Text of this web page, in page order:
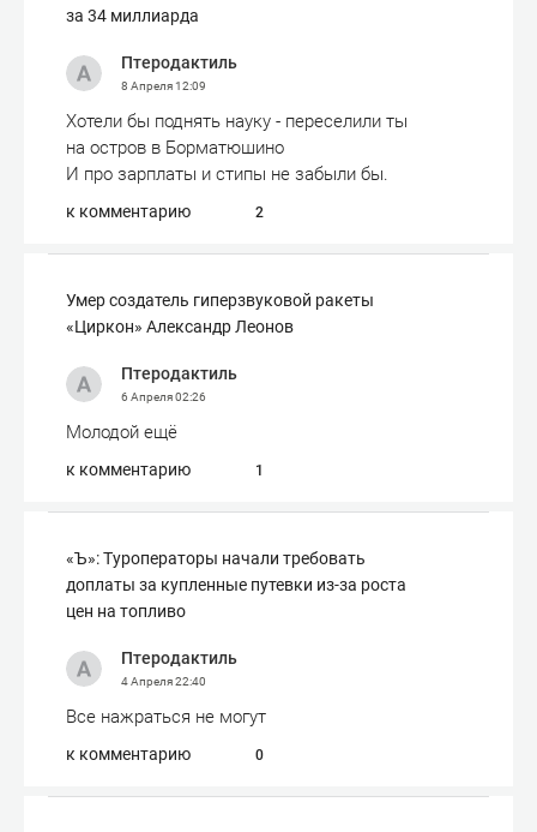
за 34 миллиарда
Птеродактиль
8 Апреля12:09
Хотели бы поднять науку - переселили ты
на остров в Борматюшино
И про зарплаты и стипы не забыли бы.
к комментарию 2
Умер создатель гиперзвуковой ракеты
«Циркон» Александр Леонов
Птеродактиль
6 Апреля02:26
Молодой ещё
к комментарию 1
«Ъ»: Туроператоры начали требовать
доплаты за купленные путевки из-за роста
цен на топливо
Птеродактиль
4 Апреля22:40
Все нажраться не могут
к комментарию 0